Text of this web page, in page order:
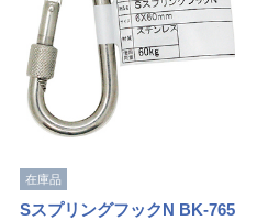
在庫品
SスプリングフックN BK-765